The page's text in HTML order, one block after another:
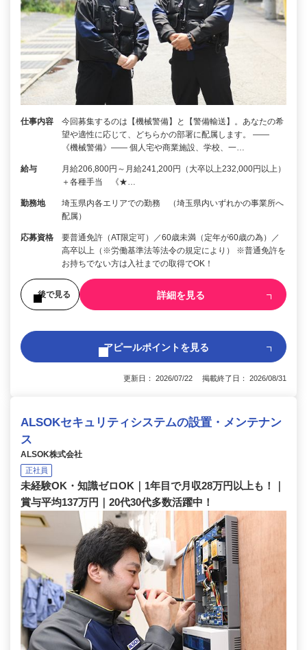
仕事内容
今回募集するのは【機械警備】と【警備輸送】。あなたの希
望や適性に応じて、どちらかの部署に配属します。 ――
《機械警備》―― 個人宅や商業施設、学校、一…
給与
月給206,800円～月給241,200円（大卒以上232,000円以上）
＋各種手当 《★…
勤務地
埼玉県内各エリアでの勤務 （埼玉県内いずれかの事業所へ
配属）
応募資格
要普通免許（AT限定可）／60歳未満（定年が60歳の為）／
高卒以上（※労働基準法等法令の規定により） ※普通免許を
お持ちでない方は入社までの取得でOK！
後で見る 詳細を見る
アピールポイントを見る
更新日： 2026/07/22 掲載終了日： 2026/08/31
ALSOKセキュリティシステムの設置・メンテナン
ス
ALSOK株式会社
正社員
未経験OK・知識ゼロOK｜1年目で月収28万円以上も！｜
賞与平均137万円｜20代30代多数活躍中！